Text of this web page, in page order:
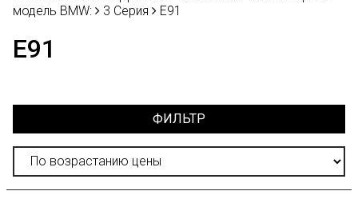
модель BMW:
3 Серия E91
E91
ФИЛЬТР